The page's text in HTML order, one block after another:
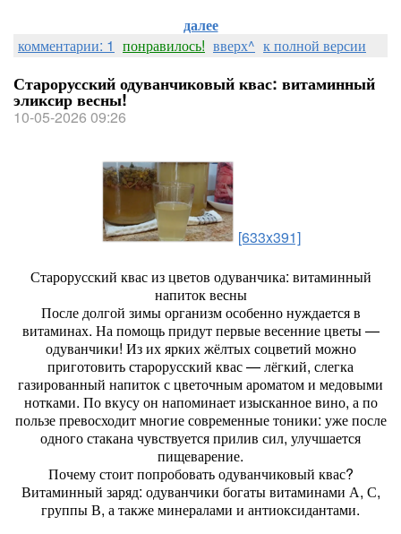
далее
комментарии: 1 понравилось! вверх^ к полной версии
Старорусский одуванчиковый квас: витаминный
эликсир весны!
10-05-2026 09:26
[633x391]
Старорусский квас из цветов одуванчика: витаминный
напиток весны
После долгой зимы организм особенно нуждается в
витаминах. На помощь придут первые весенние цветы —
одуванчики! Из их ярких жёлтых соцветий можно
приготовить старорусский квас — лёгкий, слегка
газированный напиток с цветочным ароматом и медовыми
нотками. По вкусу он напоминает изысканное вино, а по
пользе превосходит многие современные тоники: уже после
одного стакана чувствуется прилив сил, улучшается
пищеварение.
Почему стоит попробовать одуванчиковый квас?
Витаминный заряд: одуванчики богаты витаминами А, С,
группы В, а также минералами и антиоксидантами.